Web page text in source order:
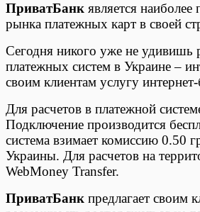
ПриватБанк является
рынка платежных карт в своей
Сегодня никого уже не удивишь
платежных систем в Украине –
своим клиентам услугу
Для расчетов в платежной
Подключение производится
система взимает комиссию 0.50
Украины. Для расчетов на
WebMoney Transfer.
ПриватБанк предлагает своим